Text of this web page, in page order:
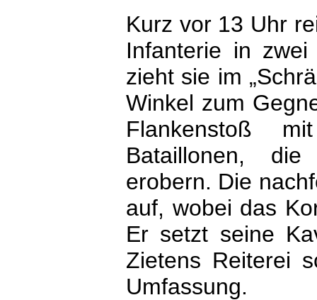
Kurz vor 13 Uhr
Infanterie in
zieht sie im
Winkel zum
Flankenstoß
Bataillonen,
erobern. Die
auf, wobei das
Er setzt seine
Zietens Reiterei
Umfassung.